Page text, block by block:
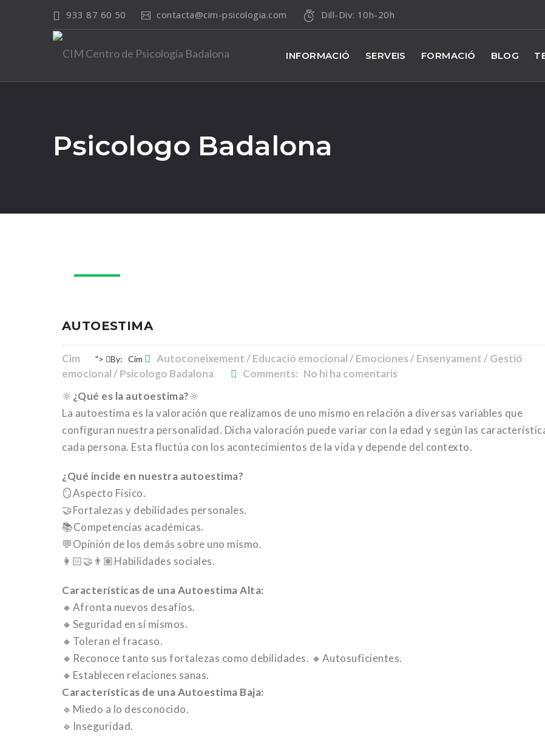
933 87 60 50 contacta@cim-psicologia.com Dill-Div: 10h-20h
INFORMACIÓ SERVEIS FORMACIÓ BLOG
Psicologo Badalona
AUTOESTIMA
Cim "> By: Cim
Autoconeixement / Educació emocional / Emociones / Ensenyament / Gestió
emocional / Psicologo Badalona
Comments: No hi ha comentaris
🔆 ¿Qué es la autoestima?🔆
La autoestima es la valoración que realizamos de uno mismo en relación a diversas variables que
configuran nuestra personalidad. Dicha valoración puede variar con la edad y según las
cada persona. Esta fluctúa con los acontecimientos de la vida y depende del contexto.
¿Qué incide en nuestra autoestima?
🪞Aspecto Físico.
🤝Fortalezas y debilidades personales.
📚Competencias académicas.
💬Opinión de los demás sobre uno mismo.
👩🏻‍🤝‍👨🏽Habilidades sociales.
Características de una Autoestima Alta:
🔸Afronta nuevos desafíos.
🔸Seguridad en sí mismos.
🔸Toleran el fracaso.
🔸Reconoce tanto sus fortalezas como debilidades. 🔸Autosuficientes.
🔸Establecen relaciones sanas.
Características de una Autoestima Baja:
🔹Miedo a lo desconocido.
🔹Inseguridad.